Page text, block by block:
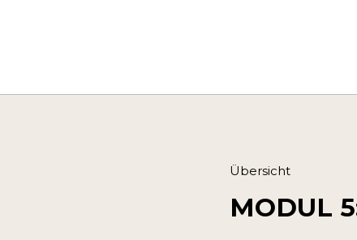
Übersicht
MODUL